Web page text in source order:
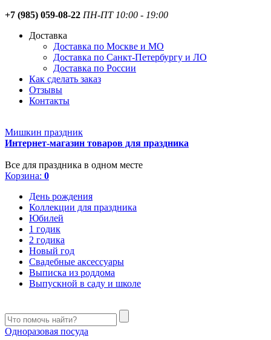
+7 (985) 059-08-22 ПН-ПТ 10:00 - 19:00
Доставка
Доставка по Москве и МО
Доставка по Санкт-Петербургу и ЛО
Доставка по России
Как сделать заказ
Отзывы
Контакты
Мишкин праздник
Интернет-магазин товаров для праздника
Все для праздника в одном месте
Корзина: 0
День рождения
Коллекции для праздника
Юбилей
1 годик
2 годика
Новый год
Свадебные аксессуары
Выписка из роддома
Выпускной в саду и школе
Одноразовая посуда